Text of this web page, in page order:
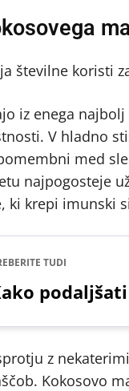
številne koristi
iz enega
V hladno
med
najpogosteje
ki krepi imunski
TUDI
z
Kokosovo